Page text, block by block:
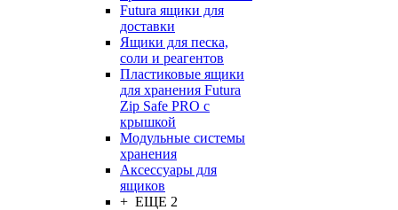
Futura ящики для
доставки
Ящики для песка,
соли и реагентов
Пластиковые ящики
для хранения Futura
Zip Safe PRO с
крышкой
Модульные системы
хранения
Аксессуары для
ящиков
+ ЕЩЕ 2